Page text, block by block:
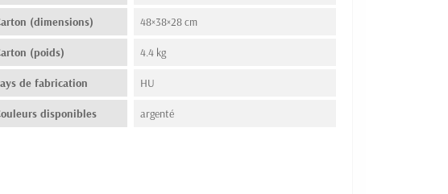
(dimensions) 48×38×28 cm
(poids) 4.4 kg
de fabrication HU
disponibles argenté